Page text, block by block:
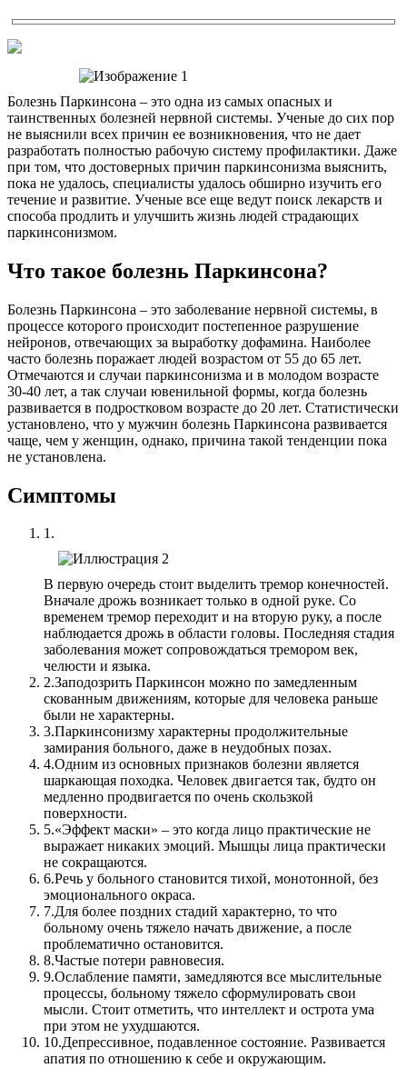
Болезнь Паркинсона – это одна из самых опасных и
таинственных болезней нервной системы. Ученые до сих пор
не выяснили всех причин ее возникновения, что не дает
разработать полностью рабочую систему профилактики. Даже
при том, что достоверных причин паркинсонизма выяснить,
пока не удалось, специалисты удалось обширно изучить его
течение и развитие. Ученые все еще ведут поиск лекарств и
способа продлить и улучшить жизнь людей страдающих
паркинсонизмом.
Что такое болезнь Паркинсона?
Болезнь Паркинсона – это заболевание нервной системы, в
процессе которого происходит постепенное разрушение
нейронов, отвечающих за выработку дофамина. Наиболее
часто болезнь поражает людей возрастом от 55 до 65 лет.
Отмечаются и случаи паркинсонизма и в молодом возрасте
30-40 лет, а так случаи ювенильной формы, когда болезнь
развивается в подростковом возрасте до 20 лет. Статистически
установлено, что у мужчин болезнь Паркинсона развивается
чаще, чем у женщин, однако, причина такой тенденции пока
не установлена.
Симптомы
1.
В первую очередь стоит выделить тремор конечностей.
Вначале дрожь возникает только в одной руке. Со
временем тремор переходит и на вторую руку, а после
наблюдается дрожь в области головы. Последняя стадия
заболевания может сопровождаться тремором век,
челюсти и языка.
2.Заподозрить Паркинсон можно по замедленным
скованным движениям, которые для человека раньше
были не характерны.
3.Паркинсонизму характерны продолжительные
замирания больного, даже в неудобных позах.
4.Одним из основных признаков болезни является
шаркающая походка. Человек двигается так, будто он
медленно продвигается по очень скользкой
поверхности.
5.«Эффект маски» – это когда лицо практические не
выражает никаких эмоций. Мышцы лица практически
не сокращаются.
6.Речь у больного становится тихой, монотонной, без
эмоционального окраса.
7.Для более поздних стадий характерно, то что
больному очень тяжело начать движение, а после
проблематично остановится.
8.Частые потери равновесия.
9.Ослабление памяти, замедляются все мыслительные
процессы, больному тяжело сформулировать свои
мысли. Стоит отметить, что интеллект и острота ума
при этом не ухудшаются.
10.Депрессивное, подавленное состояние. Развивается
апатия по отношению к себе и окружающим.